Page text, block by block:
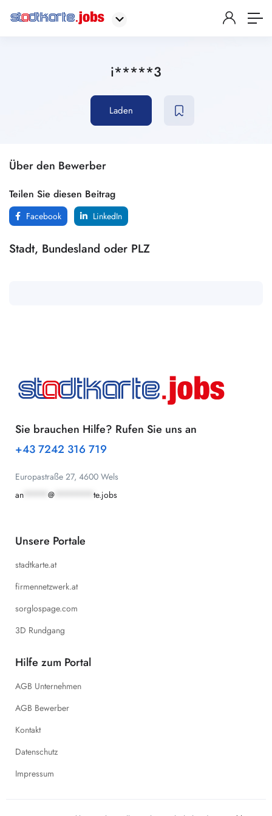
i*****3
Laden
Über den Bewerber
Teilen Sie diesen Beitrag
Facebook LinkedIn
Stadt, Bundesland oder PLZ
Sie brauchen Hilfe? Rufen Sie uns an
+43 7242 316 719
Europastraße 27, 4600 Wels
an
@ te.jobs
Unsere Portale
stadtkarte.at
firmennetzwerk.at
sorglospage.com
3D Rundgang
Hilfe zum Portal
AGB Unternehmen
AGB Bewerber
Kontakt
Datenschutz
Impressum